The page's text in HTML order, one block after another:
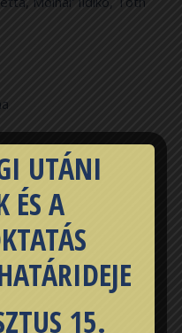
UTÁNI
ÉS A
15.